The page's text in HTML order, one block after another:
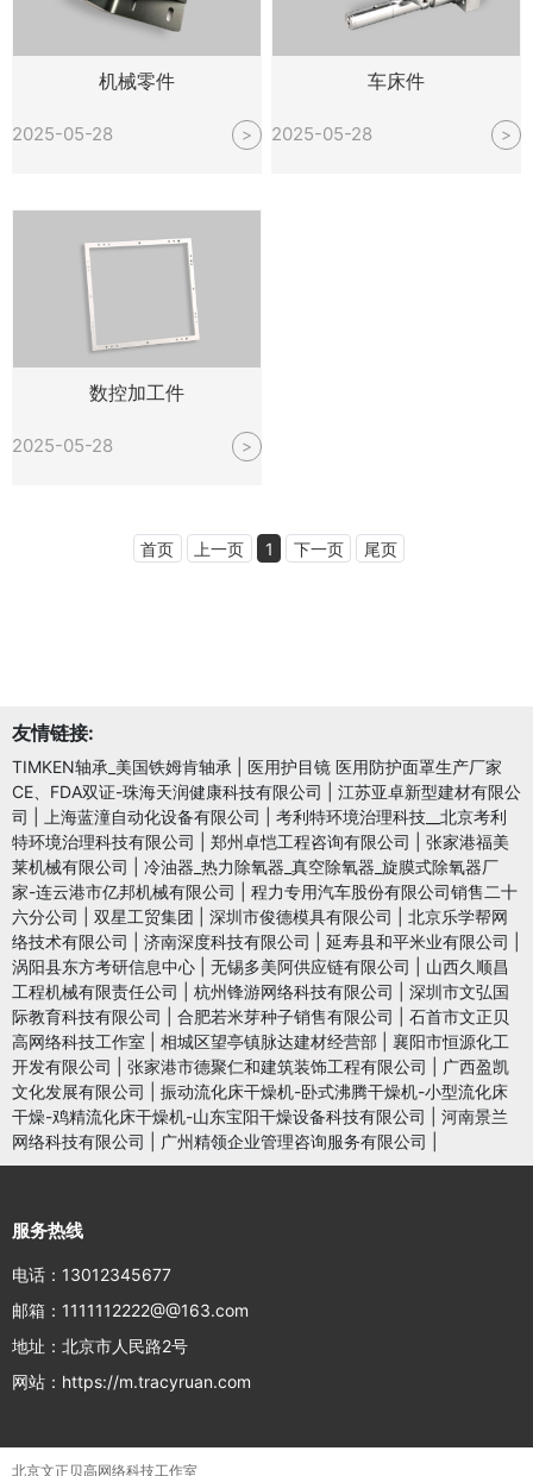
机械零件
2025-05-28 >
车床件
2025-05-28 >
数控加工件
2025-05-28 >
首页 上一页 1 下一页 尾页
友情链接:
TIMKEN轴承_美国铁姆肯轴承
医用护目镜 医用防护面罩生产厂家
CE、FDA双证-珠海天润健康科技有限公司
江苏亚卓新型建材有限公
司
上海蓝潼自动化设备有限公司
考利特环境治理科技__北京考利
特环境治理科技有限公司
郑州卓恺工程咨询有限公司
张家港福美
莱机械有限公司
冷油器_热力除氧器_真空除氧器_旋膜式除氧器厂
家-连云港市亿邦机械有限公司
程力专用汽车股份有限公司销售二十
六分公司
双星工贸集团 深圳市俊德模具有限公司
北京乐学帮网
络技术有限公司
济南深度科技有限公司 延寿县和平米业有限公司
涡阳县东方考研信息中心
无锡多美阿供应链有限公司
山西久顺昌
工程机械有限责任公司
杭州锋游网络科技有限公司
深圳市文弘国
际教育科技有限公司
合肥若米芽种子销售有限公司
石首市文正贝
高网络科技工作室
相城区望亭镇脉达建材经营部
襄阳市恒源化工
开发有限公司
张家港市德聚仁和建筑装饰工程有限公司
广西盈凯
文化发展有限公司
振动流化床干燥机-卧式沸腾干燥机-小型流化床
干燥-鸡精流化床干燥机-山东宝阳干燥设备科技有限公司
河南景兰
网络科技有限公司
广州精领企业管理咨询服务有限公司
服务热线
电话：13012345677
邮箱：1111112222@@163.com
地址：北京市人民路2号
网站：https://m.tracyruan.com
北京文正贝高网络科技工作室